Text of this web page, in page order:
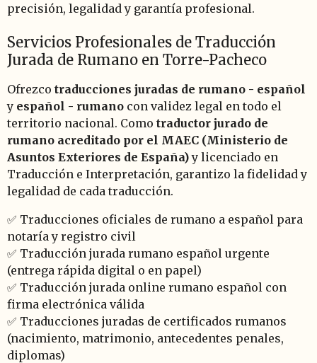
precisión, legalidad y garantía profesional.
Servicios Profesionales de Traducción
Jurada de Rumano en Torre-Pacheco
Ofrezco traducciones juradas de rumano - español
y español - rumano con validez legal en todo el
territorio nacional. Como traductor jurado de
rumano acreditado por el MAEC (Ministerio de
Asuntos Exteriores de España)y licenciado en
Traducción e Interpretación, garantizo la fidelidad y
legalidad de cada traducción.
✅ Traducciones oficiales de rumano a español para
notaría y registro civil
✅ Traducción jurada rumano español urgente
(entrega rápida digital o en papel)
✅ Traducción jurada online rumano español con
firma electrónica válida
✅ Traducciones juradas de certificados rumanos
(nacimiento, matrimonio, antecedentes penales,
diplomas)